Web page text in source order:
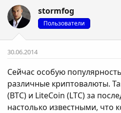
т
е
и
т
в
о
р
н
я
stormfog
Пользователи
30.06.2014
Сейчас особую
различные криптовалюты.
(BTC) и LiteCoin (LTC) за
настолько известными, что